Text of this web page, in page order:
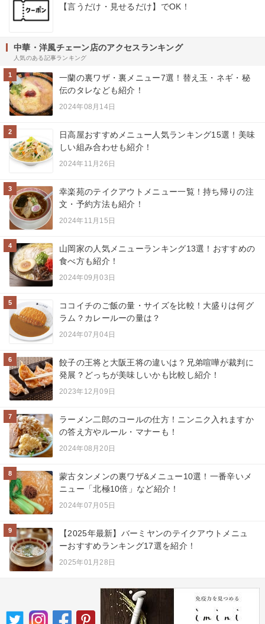
【言うだけ・見せるだけ】でOK！
中華・洋風チェーン店のアクセスランキング
人気のある記事ランキング
1
一蘭の裏ワザ・裏メニュー7選！替え玉・ネギ・秘
伝のタレなども紹介！
2024年08月14日
2
日高屋おすすめメニュー人気ランキング15選！美味
しい組み合わせも紹介！
2024年11月26日
3
幸楽苑のテイクアウトメニュー一覧！持ち帰りの注
文・予約方法も紹介！
2024年11月15日
4
山岡家の人気メニューランキング13選！おすすめの
食べ方も紹介！
2024年09月03日
5
ココイチのご飯の量・サイズを比較！大盛りは何グ
ラム？カレールーの量は？
2024年07月04日
6
餃子の王将と大阪王将の違いは？兄弟喧嘩が裁判に
発展？どっちが美味しいかも比較し紹介！
2023年12月09日
7
ラーメン二郎のコールの仕方！ニンニク入れますか
の答え方やルール・マナーも！
2024年08月20日
8
蒙古タンメンの裏ワザ&メニュー10選！一番辛いメ
ニュー「北極10倍」など紹介！
2024年07月05日
9
【2025年最新】バーミヤンのテイクアウトメニュ
ーおすすめランキング17選を紹介！
2025年01月28日